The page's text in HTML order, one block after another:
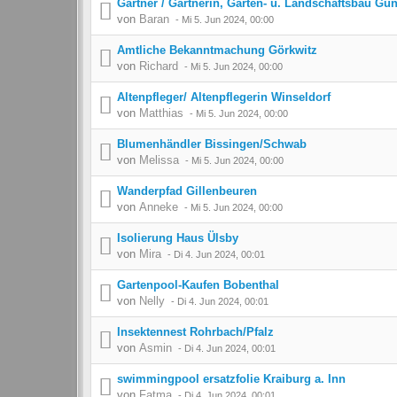
Gärtner / Gärtnerin, Garten- u. Landschaftsbau
von Baran - Mi 5. Jun 2024, 00:00
Amtliche Bekanntmachung Görkwitz
von Richard - Mi 5. Jun 2024, 00:00
Altenpfleger/ Altenpflegerin Winseldorf
von Matthias - Mi 5. Jun 2024, 00:00
Blumenhändler Bissingen/Schwab
von Melissa - Mi 5. Jun 2024, 00:00
Wanderpfad Gillenbeuren
von Anneke - Mi 5. Jun 2024, 00:00
Isolierung Haus Ülsby
von Mira - Di 4. Jun 2024, 00:01
Gartenpool-Kaufen Bobenthal
von Nelly - Di 4. Jun 2024, 00:01
Insektennest Rohrbach/Pfalz
von Asmin - Di 4. Jun 2024, 00:01
swimmingpool ersatzfolie Kraiburg a. Inn